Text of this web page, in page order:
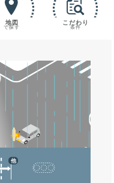
地図
で探す
こだわり
条件
他